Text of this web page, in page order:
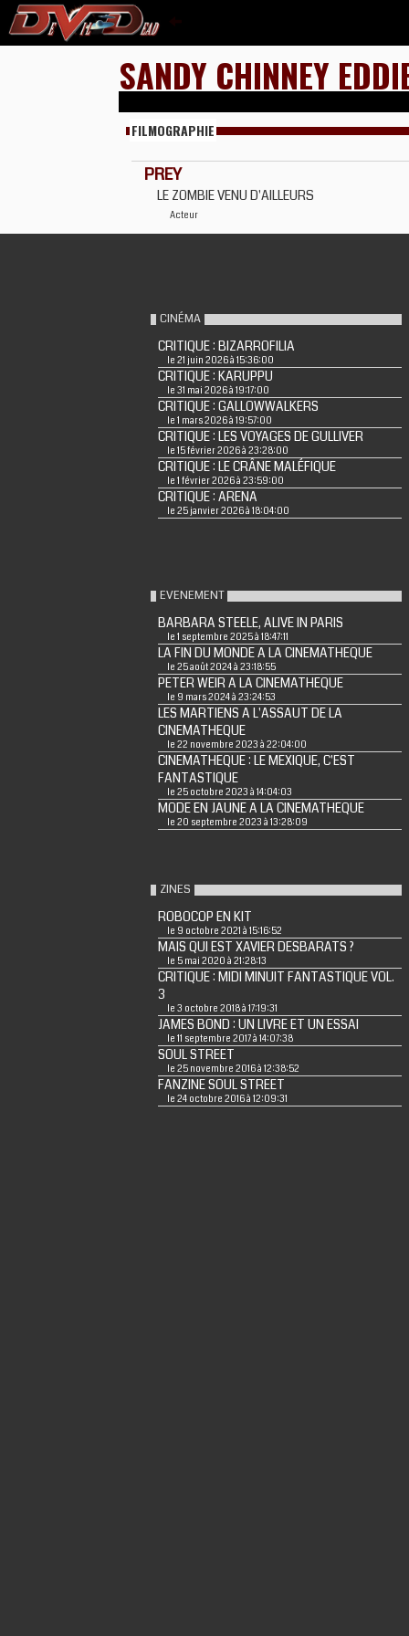
SANDY CHINNEY
FILMOGRAPHIE
PREY
LE ZOMBIE VENU D'AILLEURS
Acteur
CINÉMA
CRITIQUE : BIZARROFILIA
le 21 juin 2026 à 15:36:00
CRITIQUE : KARUPPU
le 31 mai 2026 à 19:17:00
CRITIQUE : GALLOWWALKERS
le 1 mars 2026 à 19:57:00
CRITIQUE : LES VOYAGES DE GULLIVER
le 15 février 2026 à 23:28:00
CRITIQUE : LE CRÂNE MALÉFIQUE
le 1 février 2026 à 23:59:00
CRITIQUE : ARENA
le 25 janvier 2026 à 18:04:00
EVENEMENT
BARBARA STEELE, ALIVE IN PARIS
le 1 septembre 2025 à 18:47:11
LA FIN DU MONDE A LA CINEMATHEQUE
le 25 août 2024 à 23:18:55
PETER WEIR A LA CINEMATHEQUE
le 9 mars 2024 à 23:24:53
LES MARTIENS A L'ASSAUT DE LA
CINEMATHEQUE
le 22 novembre 2023 à 22:04:00
CINEMATHEQUE : LE MEXIQUE, C'EST
FANTASTIQUE
le 25 octobre 2023 à 14:04:03
MODE EN JAUNE A LA CINEMATHEQUE
le 20 septembre 2023 à 13:28:09
ZINES
ROBOCOP EN KIT
le 9 octobre 2021 à 15:16:52
MAIS QUI EST XAVIER DESBARATS ?
le 5 mai 2020 à 21:28:13
CRITIQUE : MIDI MINUIT FANTASTIQUE VOL.
3
le 3 octobre 2018 à 17:19:31
JAMES BOND : UN LIVRE ET UN ESSAI
le 11 septembre 2017 à 14:07:38
SOUL STREET
le 25 novembre 2016 à 12:38:52
FANZINE SOUL STREET
le 24 octobre 2016 à 12:09:31